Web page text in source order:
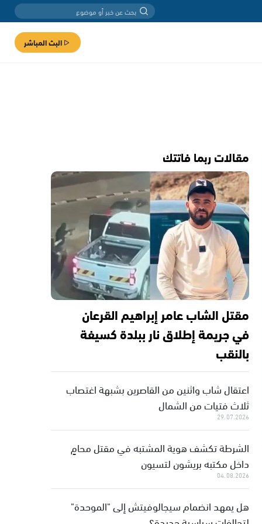
البث المباشر
مقالات ربما فاتتك
مقتل الشاب عامر إبراهيم القرعان
في جريمة إطلاق نار ببلدة كسيفة
بالنقب
اعتقال شاب واثنين من القاصرين بشبهة اغتصاب
ثلاث فتيات من الشمال
29.07.2026
الشرطة تكشف هوية المشتبه في مقتل محامٍ
داخل مكتبه بريشون لتسيون
04.08.2026
هل يمهد انضمام سيجالوفيتش إلى "الموحدة"